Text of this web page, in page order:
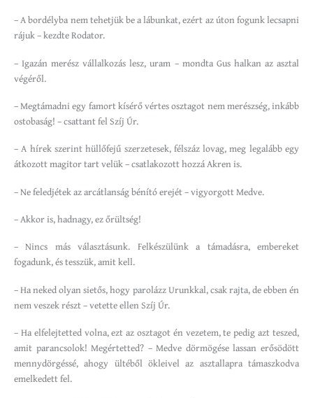
– A bordélyba nem tehetjük be a lábunkat, ezért az úton fogunk lecsapni
rájuk – kezdte Rodator.
– Igazán merész vállalkozás lesz, uram – mondta Gus halkan az asztal
végéről.
– Megtámadni egy famort kísérő vértes osztagot nem merészség, inkább
ostobaság! – csattant fel Szíj Úr.
– A hírek szerint hüllőfejű szerzetesek, félszáz lovag, meg legalább egy
átkozott magitor tart velük – csatlakozott hozzá Akren is.
– Ne feledjétek az arcátlanság bénító erejét – vigyorgott Medve.
– Akkor is, hadnagy, ez őrültség!
– Nincs más választásunk. Felkészülünk a támadásra, embereket
fogadunk, és tesszük, amit kell.
– Ha neked olyan sietős, hogy parolázz Urunkkal, csak rajta, de ebben én
nem veszek részt – vetette ellen Szíj Úr.
– Ha elfelejtetted volna, ezt az osztagot én vezetem, te pedig azt teszed,
amit parancsolok! Megértetted? – Medve dörmögése lassan erősödött
mennydörgéssé, ahogy ültéből ökleivel az asztallapra támaszkodva
emelkedett fel.